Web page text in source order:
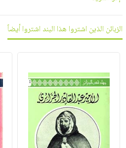
كتب
اكسسوارات
منزلية
مطرزات
حقائب
عناية
بالذات
كل
الاشتراكات
صندوق
بلا
حدود
وفرات
عن
سياسة
الشركة
حسابك
لائحة
الأمنيات
الزبائن الذين اشتروا هذا البند اشتروا أيضاً